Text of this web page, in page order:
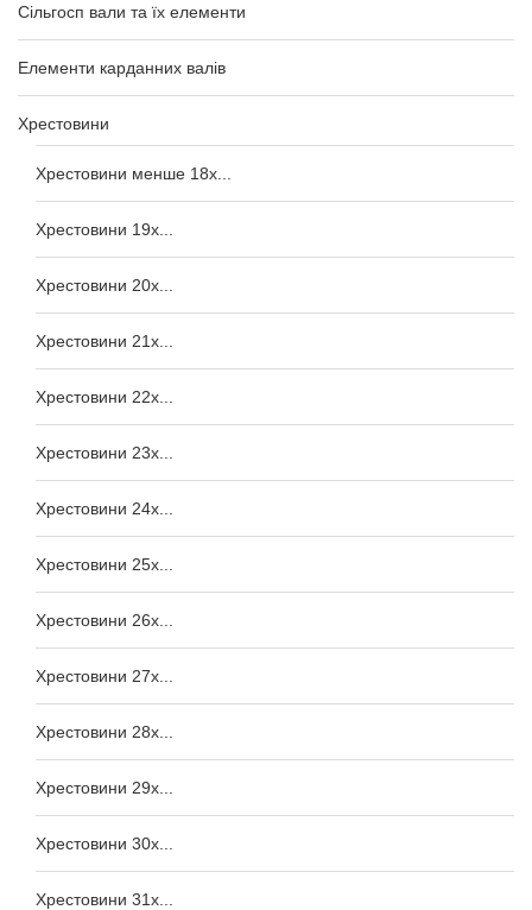
Сільгосп вали та їх елементи
Елементи карданних валів
Хрестовини
Хрестовини менше 18x...
Хрестовини 19x...
Хрестовини 20x...
Хрестовини 21x...
Хрестовини 22x...
Хрестовини 23x...
Хрестовини 24x...
Хрестовини 25x...
Хрестовини 26x...
Хрестовини 27x...
Хрестовини 28x...
Хрестовини 29x...
Хрестовини 30x...
Хрестовини 31x...